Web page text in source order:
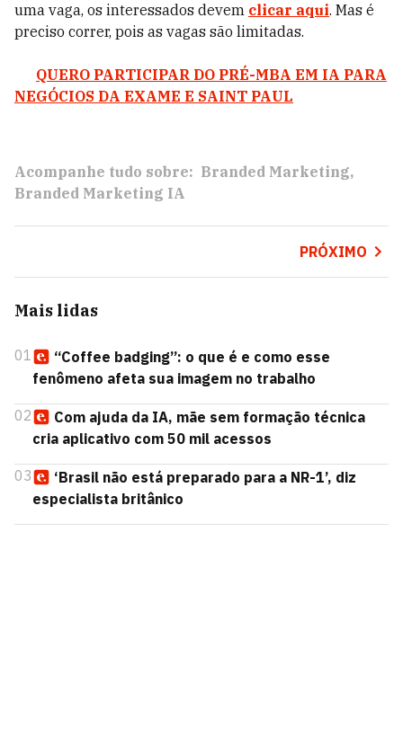
uma vaga, os interessados devem clicar aqui. Mas é
preciso correr, pois as vagas são limitadas.
QUERO PARTICIPAR DO PRÉ-MBA EM IA PARA
NEGÓCIOS DA EXAME E SAINT PAUL
Acompanhe tudo sobre: Branded Marketing
Branded Marketing IA
PRÓXIMO
Mais lidas
01
“Coffee badging”: o que é e como esse
fenômeno afeta sua imagem no trabalho
02
Com ajuda da IA, mãe sem formação técnica
cria aplicativo com 50 mil acessos
03
‘Brasil não está preparado para a NR-1’, diz
especialista britânico